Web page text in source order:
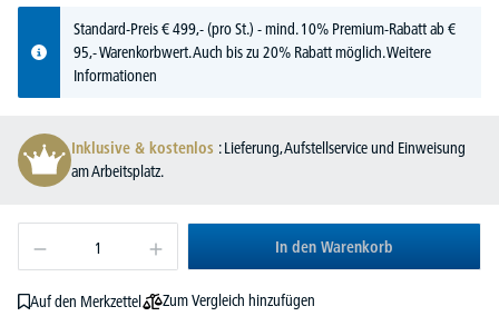
Standard-Preis€499,-(pro St.) - mind. 10% Premium-Rabatt ab €
95,- Warenkorbwert. Auch bis zu 20% Rabatt möglich.Weitere
Informationen
Inklusive & kostenlos : Lieferung, Aufstellservice und Einweisung
am Arbeitsplatz.
In den Warenkorb
Auf den Merkzettel Zum Vergleich hinzufügen